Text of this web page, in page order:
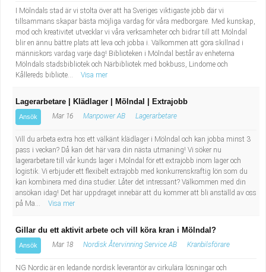
I Mölndals stad är vi stolta över att ha Sveriges viktigaste jobb där vi
tillsammans skapar bästa möjliga vardag för våra medborgare. Med kunskap,
mod och kreativitet utvecklar vi våra verksamheter och bidrar till att Mölndal
blir en ännu bättre plats att leva och jobba i. Välkommen att göra skillnad i
människors vardag varje dag! Biblioteken i Mölndal består av enheterna
Mölndals stadsbibliotek och Närbibliotek med bokbuss, Lindome och
Kållereds bibliote...
Visa mer
Lagerarbetare | Klädlager | Mölndal | Extrajobb
Ansök Mar 16 Manpower AB Lagerarbetare
Vill du arbeta extra hos ett välkänt klädlager i Mölndal och kan jobba minst 3
pass i veckan? Då kan det här vara din nästa utmaning! Vi söker nu
lagerarbetare till vår kunds lager i Mölndal för ett extrajobb inom lager och
logistik. Vi erbjuder ett flexibelt extrajobb med konkurrenskraftig lön som du
kan kombinera med dina studier. Låter det intressant? Välkommen med din
ansökan idag! Det här uppdraget innebär att du kommer att bli anställd av oss
på Ma...
Visa mer
Gillar du ett aktivit arbete och vill köra kran i Mölndal?
Ansök Mar 18 Nordisk Återvinning Service AB Kranbilsförare
NG Nordic är en ledande nordisk leverantör av cirkulära lösningar och